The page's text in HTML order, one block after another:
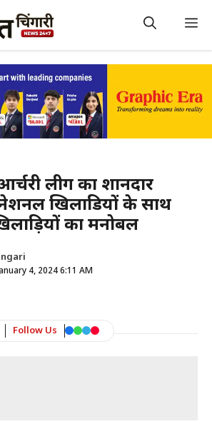
लीग का शानदार
खिलाडियों के साथ
का मनोबल
4, 2024 6:11 AM
Follow Us